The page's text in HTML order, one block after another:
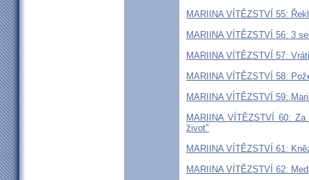
MARIINA VÍTĚZSTVÍ 55:
MARIINA VÍTĚZSTVÍ 56: 3
MARIINA VÍTĚZSTVÍ 57:
MARIINA VÍTĚZSTVÍ 58:
MARIINA VÍTĚZSTVÍ 59:
MARIINA VÍTĚZSTVÍ 60:
život"
MARIINA VÍTĚZSTVÍ 61:
MARIINA VÍTĚZSTVÍ 62: